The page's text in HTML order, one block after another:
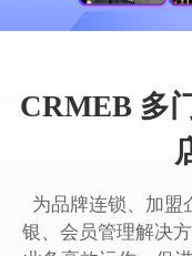
CRMEB 多
为品牌连锁、加盟
银、会员管理解决